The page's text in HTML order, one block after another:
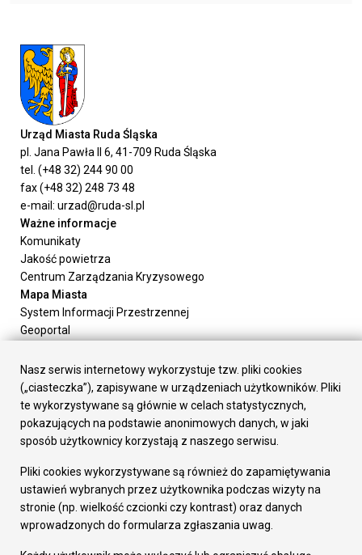
Urząd Miasta Ruda Śląska
pl. Jana Pawła II 6, 41-709 Ruda Śląska
tel. (+48 32) 244 90 00
fax (+48 32) 248 73 48
e-mail: urzad@ruda-sl.pl
Ważne informacje
Komunikaty
Jakość powietrza
Centrum Zarządzania Kryzysowego
Mapa Miasta
System Informacji Przestrzennej
Geoportal
Załatw sprawę
Prezydent Miasta
Rada Miasta
Wydziały
Elektroniczna Skrzynka Podawcza
Gospodarka
Fundusze europejskie
Środki krajowe
Oferty inwestycyjne
Nasz serwis internetowy wykorzystuje tzw. pliki cookies
(„ciasteczka”), zapisywane w urządzeniach użytkowników. Pliki
te wykorzystywane są głównie w celach statystycznych,
pokazujących na podstawie anonimowych danych, w jaki
sposób użytkownicy korzystają z naszego serwisu.
Pliki cookies wykorzystywane są również do zapamiętywania
ustawień wybranych przez użytkownika podczas wizyty na
stronie (np. wielkość czcionki czy kontrast) oraz danych
wprowadzonych do formularza zgłaszania uwag.